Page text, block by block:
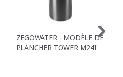
ZEGOWATER - MODÈLE DE
PLANCHER TOWER M24I